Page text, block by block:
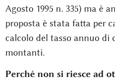
Agosto 1995 n. 335) ma è
proposta è stata fatta per
calcolo del tasso annuo di
montanti.
Perché non si riesce ad